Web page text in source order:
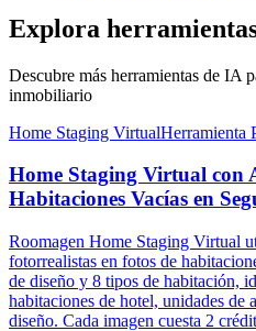
Explora
Descubre más herramientas de IA
inmobiliario
Home Staging VirtualHerramienta
Home Staging Virtual
Habitaciones Vacías en
Roomagen Home Staging Virtual
fotorrealistas en fotos de
de diseño y 8 tipos de habitación,
habitaciones de hotel, unidades de
diseño. Cada imagen cuesta 2